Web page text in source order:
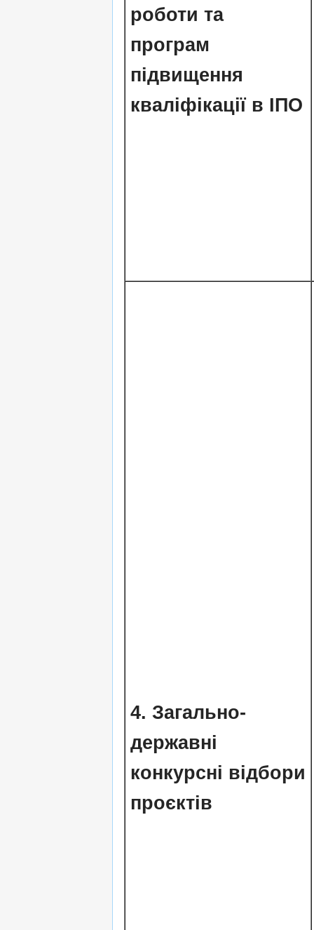
роботи та
програм
підвищення
кваліфікації в ІПО
4. Загально-
державні
конкурсні відбори
проєктів